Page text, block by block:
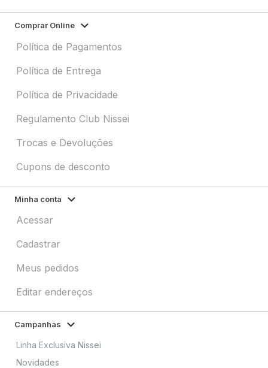
Comprar Online
Política de Pagamentos
Política de Entrega
Política de Privacidade
Regulamento Club Nissei
Trocas e Devoluções
Cupons de desconto
Minha conta
Acessar
Cadastrar
Meus pedidos
Editar endereços
Campanhas
Linha Exclusiva Nissei
Novidades